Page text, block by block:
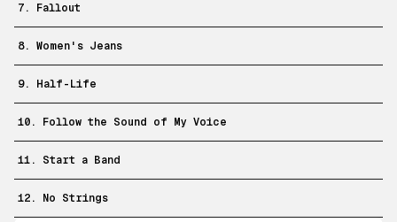
7. Fallout
8. Women's Jeans
9. Half-Life
10. Follow the Sound of My Voice
11. Start a Band
12. No Strings